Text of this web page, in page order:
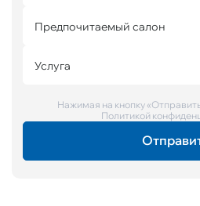
Предпочитаемый салон
Услуга
Нажимая на кнопку
Политикой